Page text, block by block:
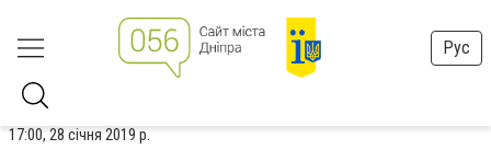
Рус
17:00, 28 січня 2019 р.